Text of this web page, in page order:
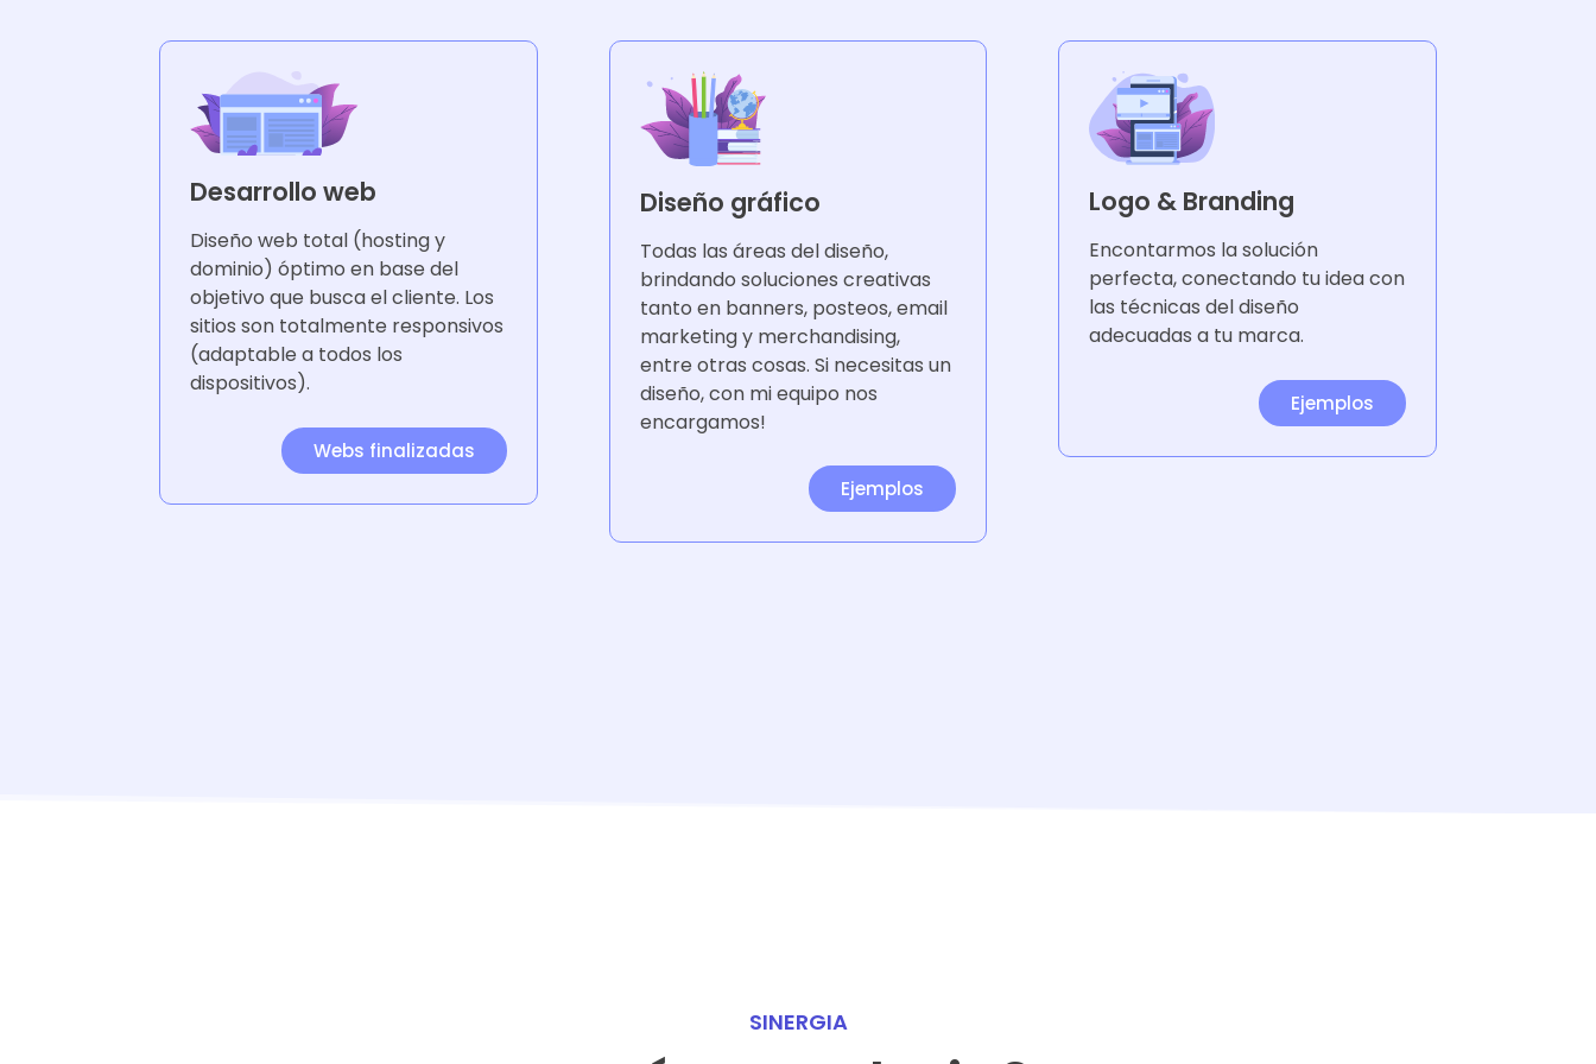
Desarrollo web
Diseño web total (hosting y
dominio) óptimo en base del
objetivo que busca el cliente. Los
sitios son totalmente responsivos
(adaptable a todos los
dispositivos).
Webs finalizadas
Diseño gráfico
Todas las áreas del diseño,
brindando soluciones creativas
tanto en banners, posteos, email
marketing y merchandising,
entre otras cosas. Si necesitas un
diseño, con mi equipo nos
encargamos!
Ejemplos
Logo & Branding
Encontarmos la solución
perfecta, conectando tu idea con
las técnicas del diseño
adecuadas a tu marca.
Ejemplos
SINERGIA